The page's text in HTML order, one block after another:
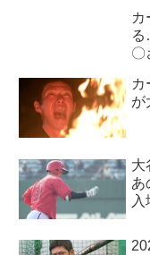
カ
〇
カ
が
大
あ